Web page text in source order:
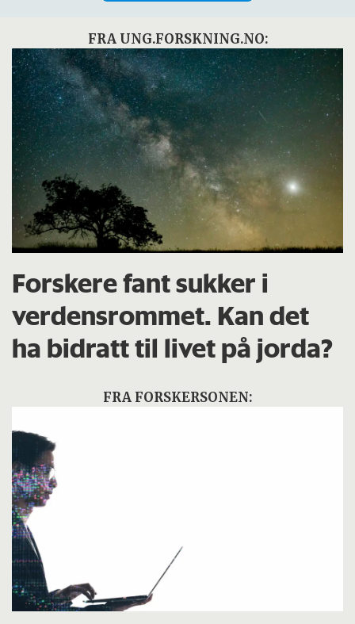
FRA UNG.FORSKNING.NO:
Forskere fant sukker i
verdensrommet. Kan det
ha bidratt til livet på jorda?
FRA FORSKERSONEN: